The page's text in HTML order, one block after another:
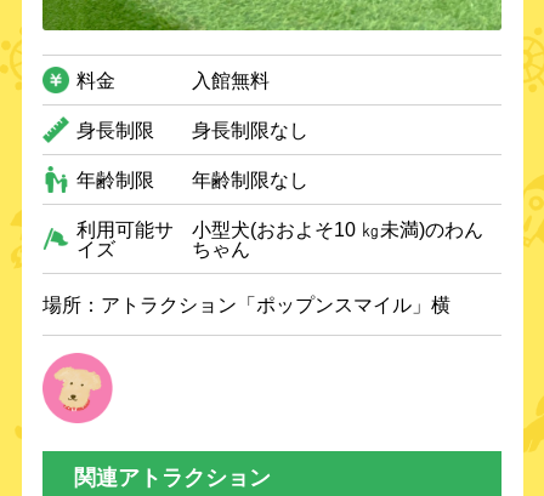
料金 入館無料
身長制限 身長制限なし
年齢制限 年齢制限なし
利用可能サ
イズ
小型犬(おおよそ10 ㎏未満)のわん
ちゃん
場所：アトラクション「ポップンスマイル」横
関連アトラクション